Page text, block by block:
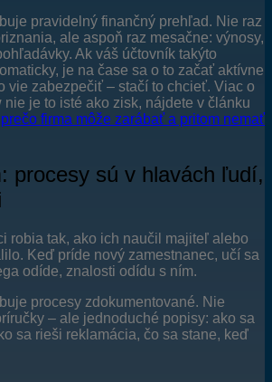
pravidelný finančný prehľad. Nie raz
ale aspoň raz mesačne: výnosy,
Ak váš účtovník takýto
je na čase sa o to začať aktívne
vie zabezpečiť – stačí to chcieť. Viac o
nie je to isté ako zisk, nájdete v článku
firma môže zarábať a pritom nemať
procesy sú v hlavách ľudí,
robia tak, ako ich naučil majiteľ alebo
Keď príde nový zamestnanec, učí sa
odíde, znalosti odídu s ním.
procesy zdokumentované. Nie
– ale jednoduché popisy: ako sa
sa rieši reklamácia, čo sa stane, keď